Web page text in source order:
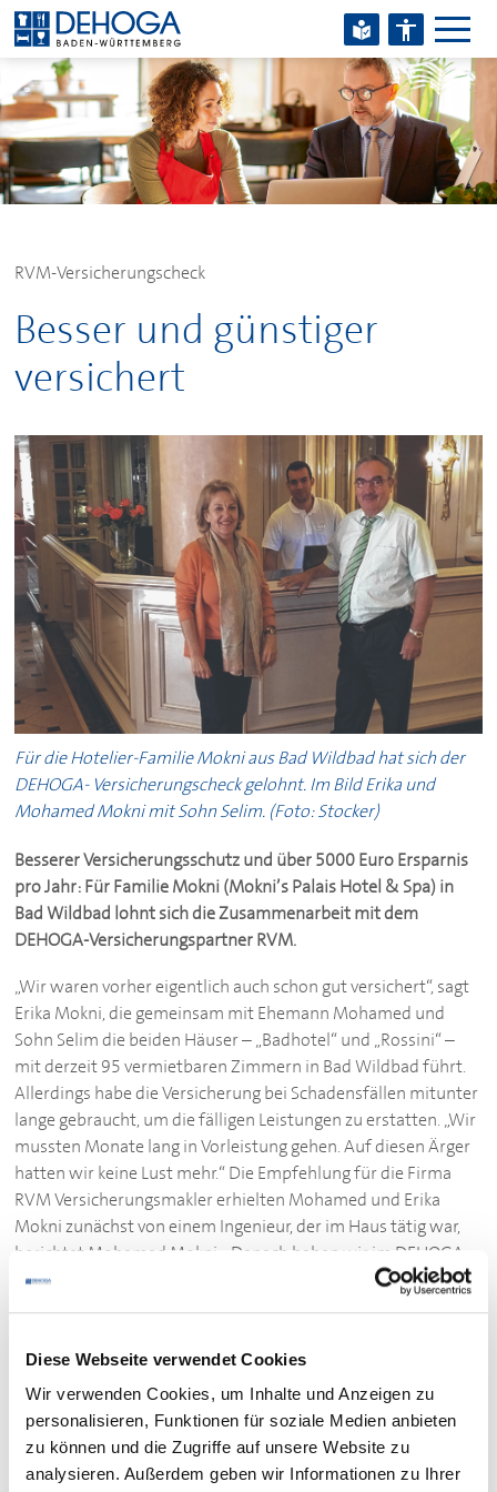
Diese Webseite verwendet Cookies
Wir verwenden Cookies, um Inhalte und Anzeigen zu
personalisieren, Funktionen für soziale Medien anbieten
zu können und die Zugriffe auf unsere Website zu
analysieren. Außerdem geben wir Informationen zu Ihrer
Zum Hauptinhalt springen
Zum Footerinhalt springen
RVM-Versicherungscheck
Besser und günstiger
versichert
Für die Hotelier-Familie Mokni aus Bad Wildbad hat sich der
DEHOGA- Versicherungscheck gelohnt. Im Bild Erika und
Mohamed Mokni mit Sohn Selim. (Foto: Stocker)
Besserer Versicherungsschutz und über 5000 Euro Ersparnis
pro Jahr: Für Familie Mokni (Mokni’s Palais Hotel & Spa) in
Bad Wildbad lohnt sich die Zusammenarbeit mit dem
DEHOGA-Versicherungspartner RVM.
„Wir waren vorher eigentlich auch schon gut versichert“, sagt
Erika Mokni, die gemeinsam mit Ehemann Mohamed und
Sohn Selim die beiden Häuser – „Badhotel“ und „Rossini“ –
mit derzeit 95 vermietbaren Zimmern in Bad Wildbad führt.
Allerdings habe die Versicherung bei Schadensfällen mitunter
lange gebraucht, um die fälligen Leistungen zu erstatten. „Wir
mussten Monate lang in Vorleistung gehen. Auf diesen Ärger
hatten wir keine Lust mehr.“ Die Empfehlung für die Firma
RVM Versicherungsmakler erhielten Mohamed und Erika
Mokni zunächst von einem Ingenieur, der im Haus tätig war,
berichtet Mohamed Mokni. „Danach haben wir im DEHOGA
Magazin gelesen, dass RVM jetzt auch Partner unseres
Versicherungsschutz optimiert und Kosten gesenkt
Das Ergebnis kann sich sehen lassen: Die RVM-Experten
haben die Versicherungsverträge der Hotels unter die Lupe
genommen und beachtliches Optimierungspotenzial
festgestellt – nicht nur bei den Kosten, sondern auch beim